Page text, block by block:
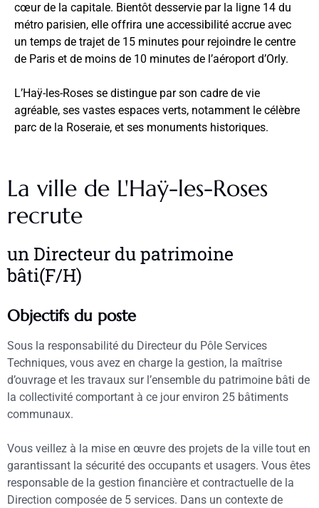
cœur de la capitale. Bientôt desservie par la ligne 14 du
métro parisien, elle offrira une accessibilité accrue avec
un temps de trajet de 15 minutes pour rejoindre le centre
de Paris et de moins de 10 minutes de l’aéroport d’Orly.
L’Haÿ-les-Roses se distingue par son cadre de vie
agréable, ses vastes espaces verts, notamment le célèbre
parc de la Roseraie, et ses monuments historiques.
La ville de L'Haÿ-les-Roses
recrute
un Directeur du patrimoine
bâti(F/H)
Objectifs du poste
Sous la responsabilité du Directeur du Pôle Services
Techniques, vous avez en charge la gestion, la maîtrise
d’ouvrage et les travaux sur l’ensemble du patrimoine bâti de
la collectivité comportant à ce jour environ 25 bâtiments
communaux.
Vous veillez à la mise en œuvre des projets de la ville tout en
garantissant la sécurité des occupants et usagers. Vous êtes
responsable de la gestion financière et contractuelle de la
Direction composée de 5 services. Dans un contexte de